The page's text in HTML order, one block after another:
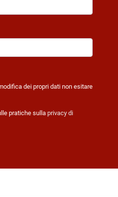
dei propri dati non esitare
pratiche sulla privacy di